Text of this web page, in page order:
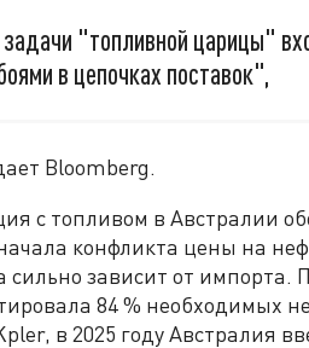
"топливной царицы"
в цепочках поставок",
Bloomberg.
с топливом в Австралии
конфликта цены на
сильно зависит от
84 % необходимых
в 2025 году Австралия